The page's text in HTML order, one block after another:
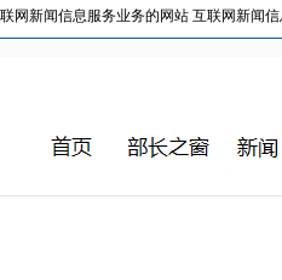
网新闻信息服务业务的网站 互联网新闻信